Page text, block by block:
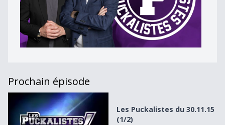
Prochain épisode
Les Puckalistes du 30.11.15 (1/2)
Les Puckalistes du 30.11.15
(1/2)